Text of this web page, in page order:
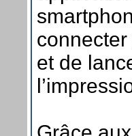
connecter
et de